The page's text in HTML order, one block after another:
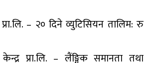
– २० दिने व्युटिसियन तालिम: रु
केन्द्र प्रा.लि. – लैंङ्गिक समानता तथा